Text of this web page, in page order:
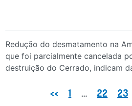
Redução do desmatamento na
que foi parcialmente cancelada
destruição do Cerrado, indicam
Paginação de posts
<< 1 … 22 23